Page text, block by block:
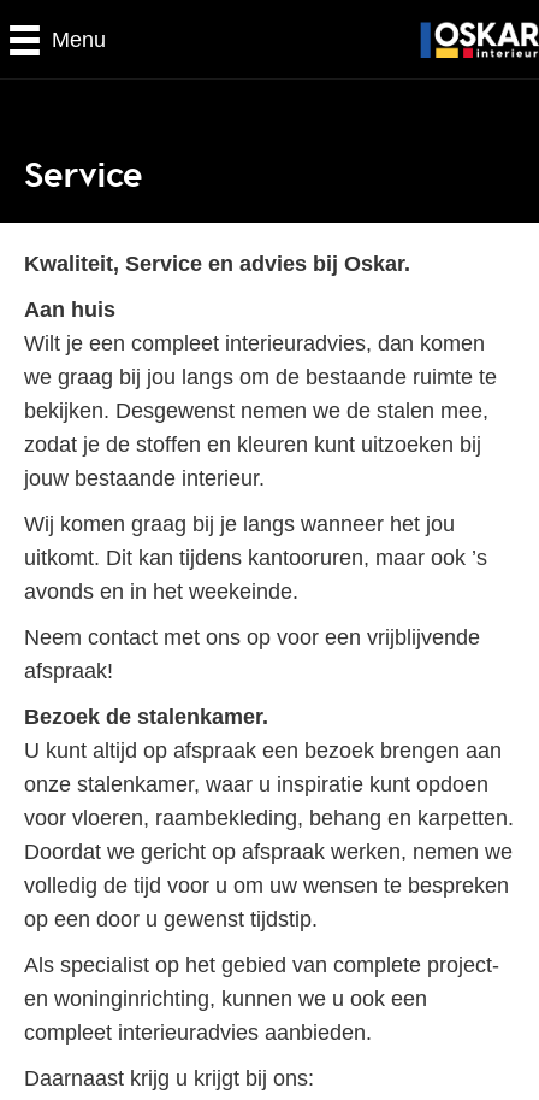
Menu
Service
Kwaliteit, Service en advies bij Oskar.
Aan huis
Wilt je een compleet interieuradvies, dan komen
we graag bij jou langs om de bestaande ruimte te
bekijken. Desgewenst nemen we de stalen mee,
zodat je de stoffen en kleuren kunt uitzoeken bij
jouw bestaande interieur.
Wij komen graag bij je langs wanneer het jou
uitkomt. Dit kan tijdens kantooruren, maar ook ’s
avonds en in het weekeinde.
Neem contact met ons op voor een vrijblijvende
afspraak!
Bezoek de stalenkamer.
U kunt altijd op afspraak een bezoek brengen aan
onze stalenkamer, waar u inspiratie kunt opdoen
voor vloeren, raambekleding, behang en karpetten.
Doordat we gericht op afspraak werken, nemen we
volledig de tijd voor u om uw wensen te bespreken
op een door u gewenst tijdstip.
Als specialist op het gebied van complete project-
en woninginrichting, kunnen we u ook een
compleet interieuradvies aanbieden.
Daarnaast krijg u krijgt bij ons: